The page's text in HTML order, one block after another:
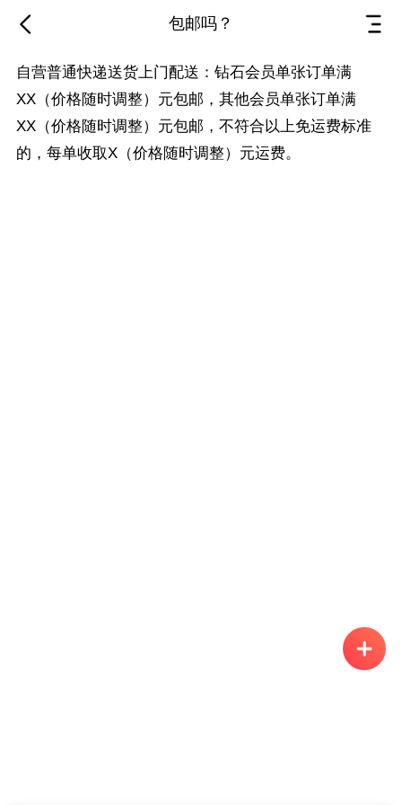
包邮吗？
自营普通快递送货上门配送：钻石会员单张订单满
XX（价格随时调整）元包邮，其他会员单张订单满
XX（价格随时调整）元包邮，不符合以上免运费标准
的，每单收取X（价格随时调整）元运费。